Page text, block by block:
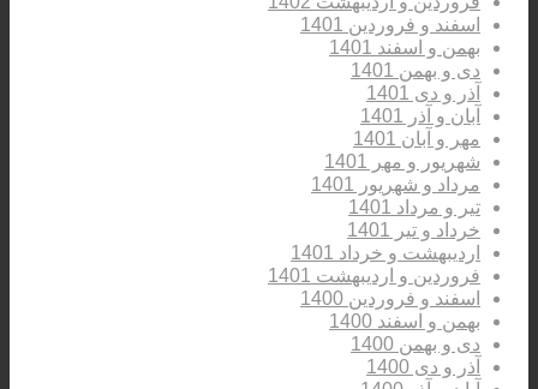
اسفند و فروردین 1401
بهمن و اسفند 1401
دی و بهمن 1401
آذر و دی 1401
آبان و آذر 1401
مهر و آبان 1401
شهریور و مهر 1401
مرداد و شهریور 1401
تیر و مرداد 1401
خرداد و تیر 1401
اردیبهشت و خرداد 1401
فروردین و اردیبهشت 1401
اسفند و فروردین 1400
بهمن و اسفند 1400
دی و بهمن 1400
آذر و دی 1400